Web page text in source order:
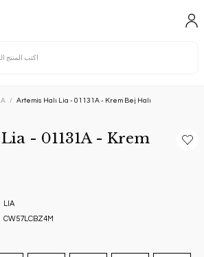
Artemis Halı Lia - 01131A - Krem Bej Halı
- 01131A - Krem
LIA
CW57LCBZ4M